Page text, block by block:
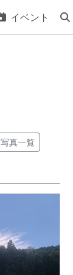
イベント
写真一覧